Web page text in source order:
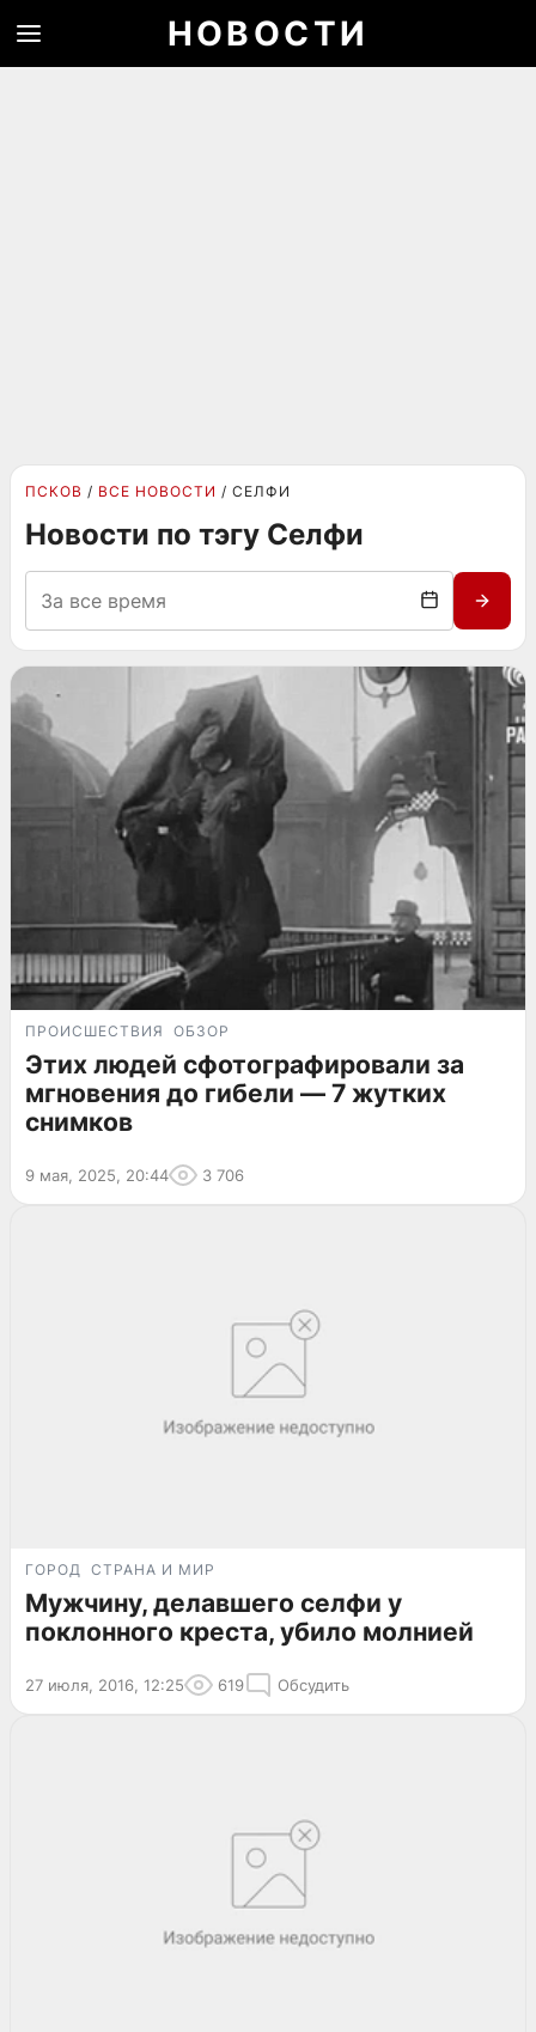
НОВОСТИ
ПСКОВ ВСЕ НОВОСТИ СЕЛФИ
Новости по тэгу Селфи
ПРОИСШЕСТВИЯ ОБЗОР
Этих людей сфотографировали за
мгновения до гибели — 7 жутких
снимков
9 мая, 2025, 20:44 3 706
ГОРОД СТРАНА И МИР
Мужчину, делавшего селфи у
поклонного креста, убило молнией
27 июля, 2016, 12:25 619 Обсудить